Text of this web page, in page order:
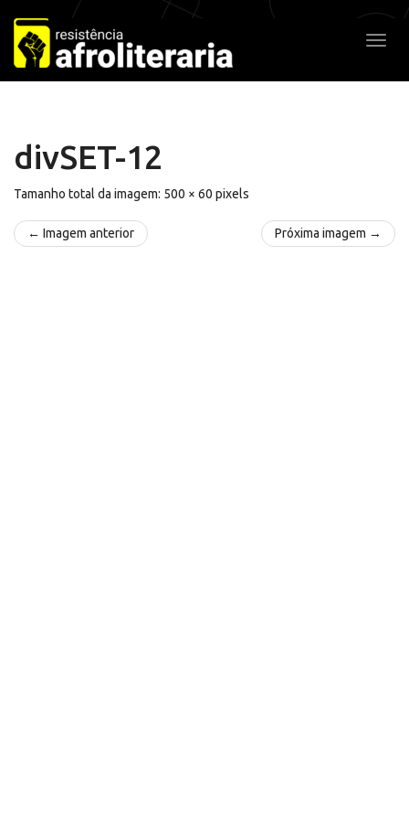
Pular
para
o
conteúdo
divSET-12
Tamanho total da imagem: 500 × 60 pixels
← Imagem anterior Próxima imagem →